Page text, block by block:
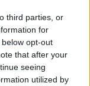
third parties, or
for
opt-out
that after your
seeing
utilized by
που